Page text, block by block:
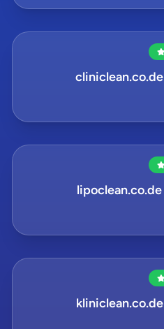
cliniclean.co.de
lipoclean.co.de
kliniclean.co.de